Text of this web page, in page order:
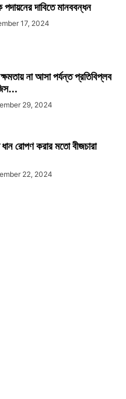
দাবিতে মানববন্ধন
17, 2024
না আসা পর্যন্ত প্রতিবিপ্লব
29, 2024
রোপণ করার মতো বীজচারা
22, 2024